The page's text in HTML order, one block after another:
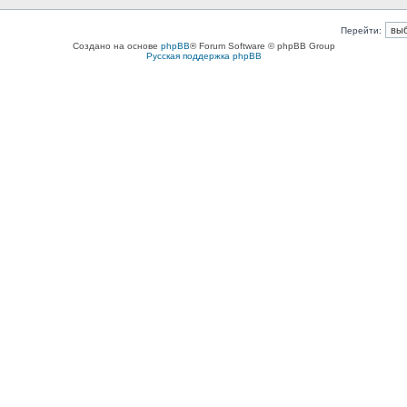
Перейти:
Создано на основе phpBB® Forum Software © phpBB Group
Русская поддержка phpBB